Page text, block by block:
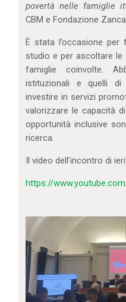
povertà nelle famiglie
CBM e Fondazione
È stata l’occasione
studio e per ascoltare le
famiglie coinvolte.
istituzionali e quelli di
investire in servizi
valorizzare le capacità
opportunità inclusive
ricerca.
Il video dell’incontro di
https://